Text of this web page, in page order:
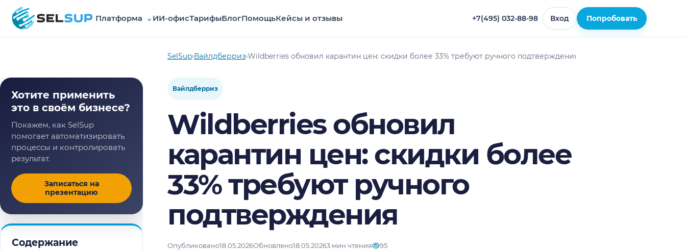
SelSup Платформа ⌄ ИИ-офисТарифыБлогПомощьКейсы и отзывы +7(495) 032-88-98 Вход Попробовать
SelSup›Вайлдберриз›Wildberries обновил карантин цен: скидки более 33% требуют ручного подтверждения
Вайлдберриз
Wildberries обновил
карантин цен: скидки более
33% требуют ручного
подтверждения
Опубликовано18.05.2026Обновлено18.05.20263 мин чтения 95
Содержание
Хотите применить
это в своём бизнесе?
Покажем, как SelSup
помогает автоматизировать
процессы и контролировать
результат.
Записаться на
презентацию